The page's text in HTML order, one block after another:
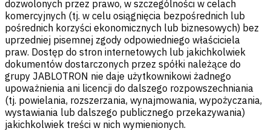
dozwolonych przez prawo, w szczególności w celach
komercyjnych (tj. w celu osiągnięcia bezpośrednich lub
pośrednich korzyści ekonomicznych lub biznesowych) bez
uprzedniej pisemnej zgody odpowiedniego właściciela
praw. Dostęp do stron internetowych lub jakichkolwiek
dokumentów dostarczonych przez spółki należące do
grupy JABLOTRON nie daje użytkownikowi żadnego
upoważnienia ani licencji do dalszego rozpowszechniania
(tj. powielania, rozszerzania, wynajmowania, wypożyczania,
wystawiania lub dalszego publicznego przekazywania)
jakichkolwiek treści w nich wymienionych.